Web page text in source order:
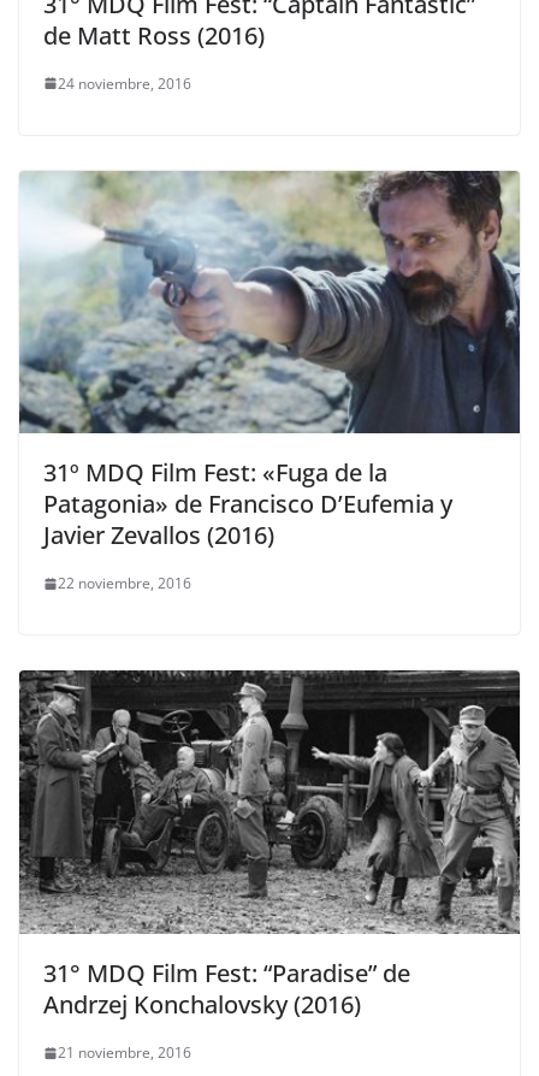
de Matt Ross (2016)
24 noviembre, 2016
31º MDQ Film Fest: «Fuga de la
Patagonia» de Francisco D’Eufemia y
Javier Zevallos (2016)
22 noviembre, 2016
31° MDQ Film Fest: “Paradise” de
Andrzej Konchalovsky (2016)
21 noviembre, 2016